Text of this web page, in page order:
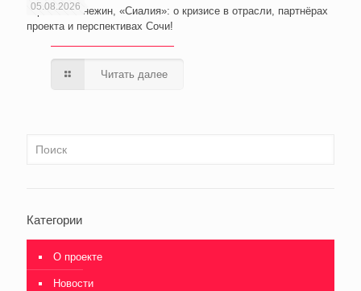
05.08.2026
Юрий Неманежин, «Сиалия»: о кризисе в отрасли, партнёрах
проекта и перспективах Сочи!
Читать далее
Категории
О проекте
Новости